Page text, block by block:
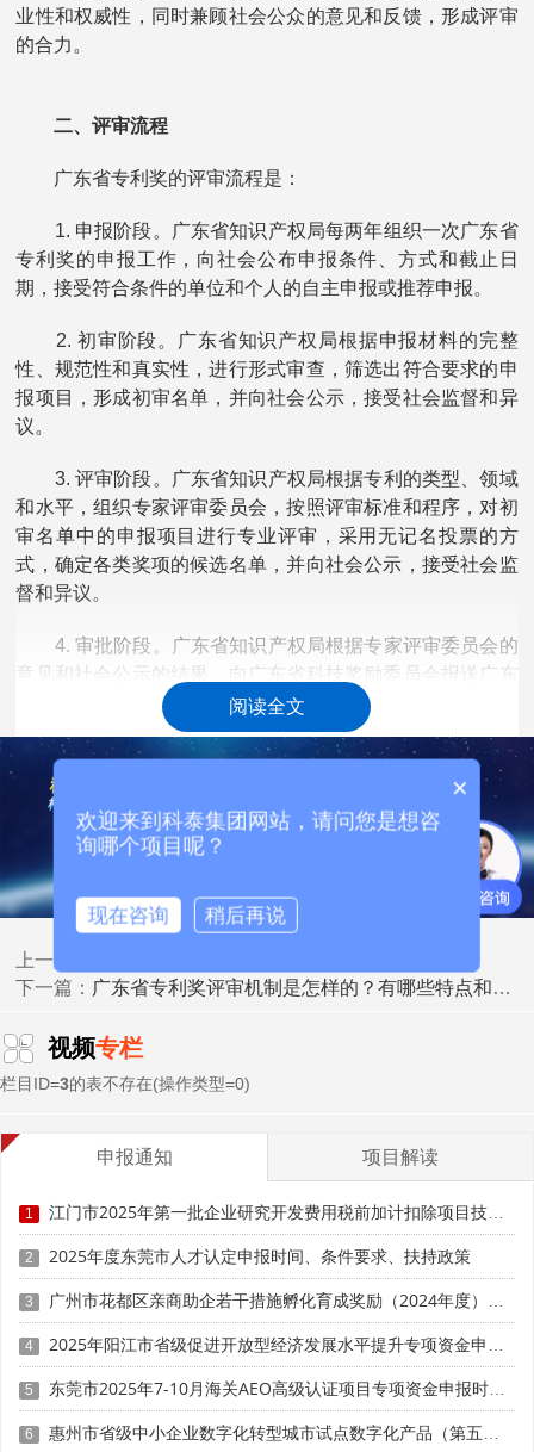
业性和权威性，同时兼顾社会公众的意见和反馈，形成评审
的合力。
二、评审流程
广东省专利奖的评审流程是：
1. 申报阶段。广东省知识产权局每两年组织一次广东省
专利奖的申报工作，向社会公布申报条件、方式和截止日
期，接受符合条件的单位和个人的自主申报或推荐申报。
2. 初审阶段。广东省知识产权局根据申报材料的完整
性、规范性和真实性，进行形式审查，筛选出符合要求的申
报项目，形成初审名单，并向社会公示，接受社会监督和异
议。
3. 评审阶段。广东省知识产权局根据专利的类型、领域
和水平，组织专家评审委员会，按照评审标准和程序，对初
审名单中的申报项目进行专业评审，采用无记名投票的方
式，确定各类奖项的候选名单，并向社会公示，接受社会监
督和异议。
4. 审批阶段。广东省知识产权局根据专家评审委员会的
意见和社会公示的结果，向广东省科技奖励委员会报送广东
省专利奖的候选名单，经广东省科技奖励委员会审议通过
后，报广东省人民政府批准，公布并颁发广东省专利奖。
了一些有益的经验，主要有：
1. 建立健全的评审制度和规范，明确评审的目的、原
则、标准、流程、程序和责任，保证评审的科学性和有效
性。
2. 建立专业化的评审队伍和机制，广泛动员和吸纳各方
面的专家参与评审，注重专家的知识结构和代表性，提高评
审的专业性和权威性。
阅读全文
上一篇：
下一篇： 广东省专利奖评审机制是怎样的？有哪些特点和优势
视频专栏
栏目ID=3的表不存在(操作类型=0)
申报通知 项目解读
1 江门市2025年第一批企业研究开发费用税前加计扣除项目技术鉴定申报时间、条件要求
2 2025年度东莞市人才认定申报时间、条件要求、扶持政策
3 广州市花都区亲商助企若干措施孵化育成奖励（2024年度）申报时间、条件要求、补助奖励
4 2025年阳江市省级促进开放型经济发展水平提升专项资金申报时间、条件要求、补助奖励
5 东莞市2025年7-10月海关AEO高级认证项目专项资金申报时间、条件要求、扶持奖励
6 惠州市省级中小企业数字化转型城市试点数字化产品（第五批）征集申报时间、条件要求
×
欢迎来到科泰集团网站，请问您是想咨
询哪个项目呢？
现在咨询 稍后再说